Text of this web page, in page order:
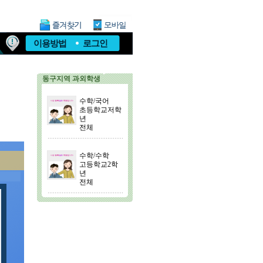
이용방법 로그인
동구지역 과외학생
수학/국어
초등학교저학
년
전체
수학/수학
고등학교2학
년
전체